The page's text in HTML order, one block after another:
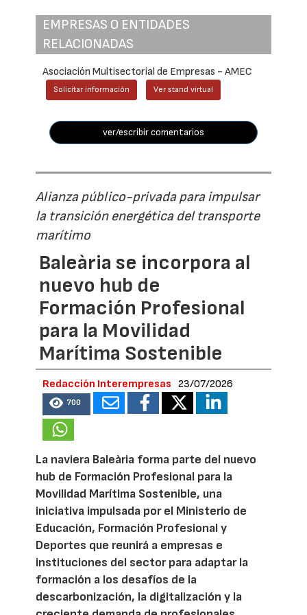
EMPRESAS O ENTIDADES
RELACIONADAS
Asociación Multisectorial de Empresas - AMEC
Solicitar información Ver stand virtual
ver/escribir comentarios
Alianza público-privada para impulsar
la transición energética del transporte
marítimo
Baleària se incorpora al
nuevo hub de
Formación Profesional
para la Movilidad
Marítima Sostenible
Redacción Interempresas 23/07/2026
700
La naviera Baleària forma parte del nuevo
hub de Formación Profesional para la
Movilidad Marítima Sostenible, una
iniciativa impulsada por el Ministerio de
Educación, Formación Profesional y
Deportes que reunirá a empresas e
instituciones del sector para adaptar la
formación a los desafíos de la
descarbonización, la digitalización y la